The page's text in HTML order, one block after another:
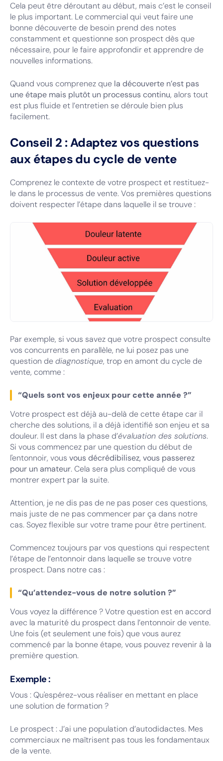
Cela peut être déroutant au début, mais c’est le conseil
le plus important. Le commercial qui veut faire une
bonne découverte de besoin prend des notes
constamment et questionne son prospect dès que
nécessaire, pour le faire approfondir et apprendre de
nouvelles informations.
Quand vous comprenez que la découverte n’est pas
une étape mais plutôt un processus continu, alors tout
est plus fluide et l’entretien se déroule bien plus
facilement.
Conseil 2 : Adaptez vos questions
aux étapes du cycle de vente
Comprenez le contexte de votre prospect et restituez-
le dans le processus de vente. Vos premières questions
doivent respecter l’étape dans laquelle il se trouve :
Adaptez vos questions aux étapes du cycle de vente
Par exemple, si vous savez que votre prospect consulte
vos concurrents en parallèle, ne lui posez pas une
question dediagnostique, trop en amont du cycle de
vente, comme :
“Quels sont vos enjeux pour cette année ?”
Votre prospect est déjà au-delà de cette étape car il
cherche des solutions, il a déjà identifié son enjeu et sa
douleur. Il est dans la phase d’évaluation des solutions.
Si vous commencez par une question du début de
l'entonnoir, vous vous décrédibilisez, vous passerez
pour un amateur. Cela sera plus compliqué de vous
montrer expert par la suite.
Attention, je ne dis pas de ne pas poser ces questions,
mais juste de ne pas commencer par ça dans notre
cas. Soyez flexible sur votre trame pour être pertinent.
Commencez toujours par vos questions qui respectent
l’étape de l’entonnoir dans laquelle se trouve votre
prospect. Dans notre cas :
“Qu’attendez-vous de notre solution ?”
Vous voyez la différence ? Votre question est en accord
avec la maturité du prospect dans l’entonnoir de vente.
Une fois (et seulement une fois) que vous aurez
commencé par la bonne étape, vous pouvez revenir à la
première question.
Exemple :
Vous : Qu'espérez-vous réaliser en mettant en place
une solution de formation ?
Le prospect : J’ai une population d’autodidactes. Mes
commerciaux ne maîtrisent pas tous les fondamentaux
de la vente.